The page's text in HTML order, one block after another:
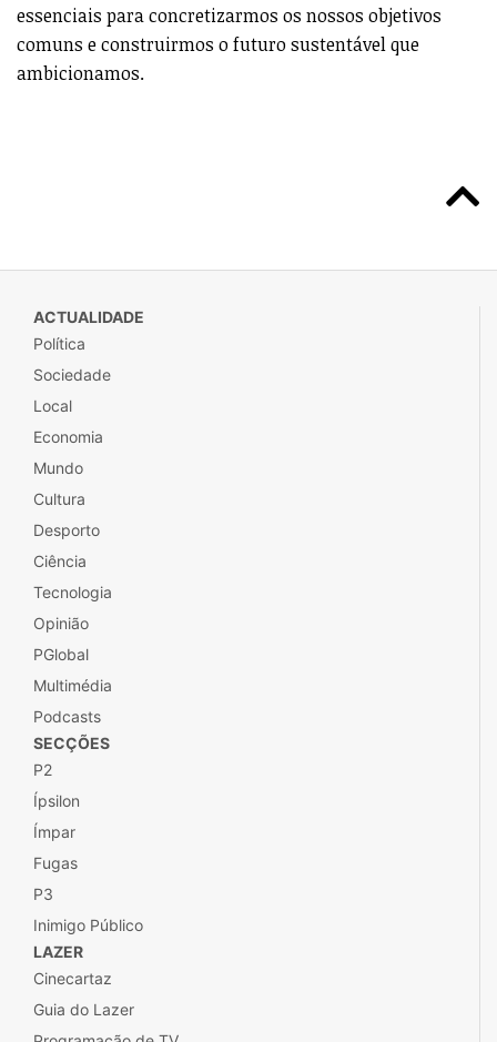
essenciais para concretizarmos os nossos objetivos
comuns e construirmos o futuro sustentável que
ambicionamos.
ACTUALIDADE
Política
Sociedade
Local
Economia
Mundo
Cultura
Desporto
Ciência
Tecnologia
Opinião
PGlobal
Multimédia
Podcasts
SECÇÕES
P2
Ípsilon
Ímpar
Fugas
P3
Inimigo Público
LAZER
Cinecartaz
Guia do Lazer